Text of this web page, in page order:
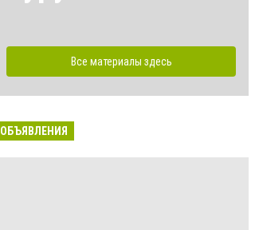
Все материалы здесь
ОБЪЯВЛЕНИЯ